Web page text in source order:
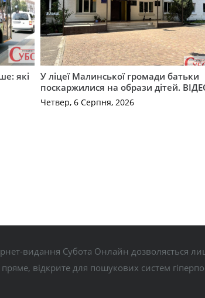
які
У ліцеї Малинської громади батьки
поскаржилися на образи дітей.
Четвер, 6 Серпня, 2026
видання Субота Онлайн дозволяється
відкрите для пошукових систем